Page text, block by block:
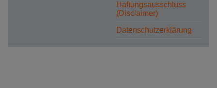
Haftungsausschluss
(Disclaimer)
Datenschutzerklärung